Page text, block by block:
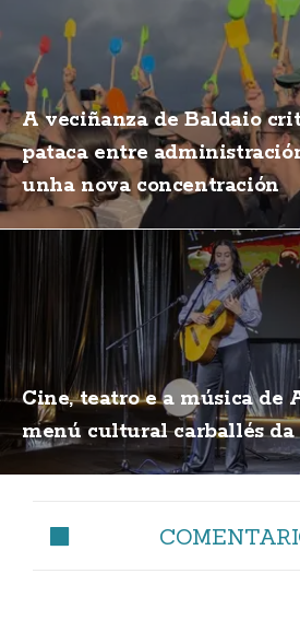
A veciñanza de Baldaio
pataca entre
unha nova concentración
Cine, teatro e a música de
menú cultural carballés da